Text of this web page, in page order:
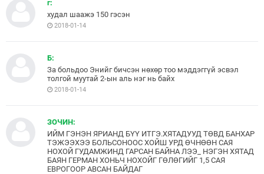
г:
худал шаажэ 150 гэсэн
2018-01-14
Б:
За больдоо Энийг бичсэн нөхөр тоо мэддэггүй эсвэл
толгой муутай 2-ын аль нэг нь байх
2018-01-14
ЗОЧИН:
ИЙМ ГЭНЭН ЯРИАНД БҮҮ ИТГЭ.ХЯТАДУУД ТӨВД БАНХАР
ТЭЖЭЭХЭЭ БОЛЬСОНООС ХОЙШ УРД ӨЧНӨӨН САЯ
НОХОЙ ГУДАМЖИНД ГАРСАН БАЙНА ЛЭЭ_ НЭГЭН ХЯТАД
БАЯН ГЕРМАН ХОНЬЧ НОХОЙГ ГӨЛӨГИЙГ 1,5 САЯ
ЕВРОГООР АВСАН БАЙДАГ